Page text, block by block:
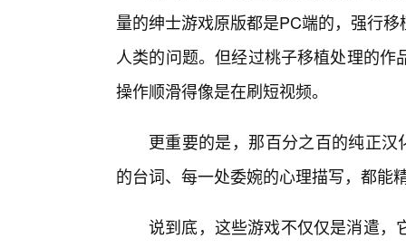
量的绅士游戏原版都是PC端的，强行
人类的问题。但经过桃子移植处理的
操作顺滑得像是在刷短视频。
更重要的是，那百分之百的纯正汉
的台词、每一处委婉的心理描写，都能
说到底，这些游戏不仅仅是消遣，